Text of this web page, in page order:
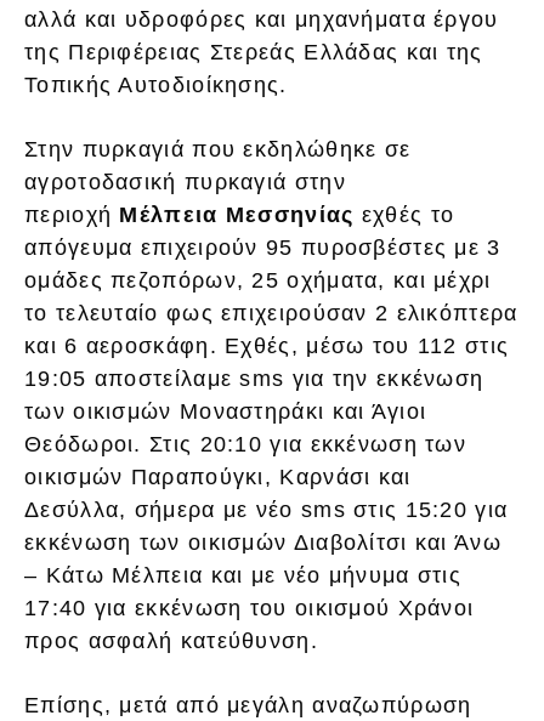
αλλά και υδροφόρες και μηχανήματα έργου
της Περιφέρειας Στερεάς Ελλάδας και της
Τοπικής Αυτοδιοίκησης.
Στην πυρκαγιά που εκδηλώθηκε σε
αγροτοδασική πυρκαγιά στην
περιοχή Μέλπεια Μεσσηνίας εχθές το
απόγευμα επιχειρούν 95 πυροσβέστες με 3
ομάδες πεζοπόρων, 25 οχήματα, και μέχρι
το τελευταίο φως επιχειρούσαν 2 ελικόπτερα
και 6 αεροσκάφη. Εχθές, μέσω του 112 στις
19:05 αποστείλαμε sms για την εκκένωση
των οικισμών Μοναστηράκι και Άγιοι
Θεόδωροι. Στις 20:10 για εκκένωση των
οικισμών Παραπούγκι, Καρνάσι και
Δεσύλλα, σήμερα με νέο sms στις 15:20 για
εκκένωση των οικισμών Διαβολίτσι και Άνω
– Κάτω Μέλπεια και με νέο μήνυμα στις
17:40 για εκκένωση του οικισμού Χράνοι
προς ασφαλή κατεύθυνση.
Επίσης, μετά από μεγάλη αναζωπύρωση